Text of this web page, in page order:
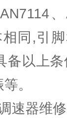
同,引
备以上
。
速器维